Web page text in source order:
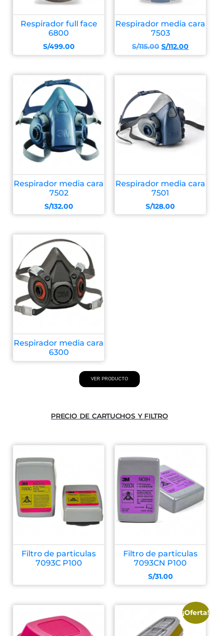
Respirador full face
6800
S/499.00
Respirador media cara
7503
S/115.00 S/112.00
Respirador media cara
7502
S/132.00
Respirador media cara
7501
S/128.00
Respirador media cara
6300
VER PRODUCTO
PRECIO DE CARTUCHOS Y FILTRO
Filtro de particulas
7093C P100
Filtro de particulas
7093CN P100
S/31.00
¡Oferta!